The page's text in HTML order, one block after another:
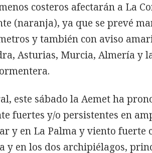
costeros afectarán a La
(naranja), ya que se prevé
y también con aviso
Asturias, Murcia, Almería y
este sábado la Aemet ha
fuertes y/o persistentes en
y en La Palma y viento fuerte
y en los dos archipiélagos,